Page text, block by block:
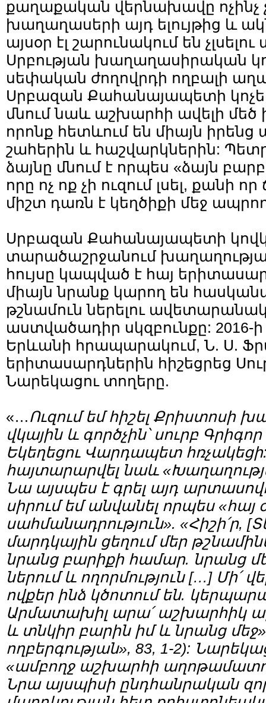
քաղաքական վերնախավը ոչինչ
խաղաղասերի այդ ելույթից և
այսօր էլ շարունակում են
Սրբության խաղաղասիրական
սեփական ժողովրդի ողբալի
Սրբազան Քահանայապետի
մնում նաև աշխարհի ավելի
որոնք հետևում են միայն
շահերին և հաշվարկներին:
ձայնը մնում է որպես «ձայն
որը ոչ ոք չի ուզում լսել, քանի
միշտ դառն է կեղծիքի մեջ
Սրբազան Քահանայապետի
տարածաշրջանում
հույսը կապված է հայ
միայն նրանք կարող են
թշնամուն ներելու
աստվածադիր սկզբունքը: 2016-ի
Երևանի հրապարակում, Ն. Ս.
երիտասարդներին հիշեցրեց
Նարեկացու տողերը.
«…Ուզում եմ հիշել Քրիստոսի
վկային և գործչին՝ սուրբ
Եկեղեցու Վարդապետ
հայտարարվել նաև
Նա այսպես է գրել այդ
սիրում եմ անվանել որպես «հայ
սահմանադրություն». «Հիշի՛ր,
մարդկային ցեղում մեր
նրանց բարիքի համար. նրանց
ներում և ողորմություն […] Մի՛
ովքեր ինձ կծոտում են.
Արմատախիլ արա՛ աշխարհիկ
և տնկիր բարին իմ և նրանց
ողբերգության», 83, 1-2):
«ամբողջ աշխարհի
Նրա այսպիսի ընդհանրական